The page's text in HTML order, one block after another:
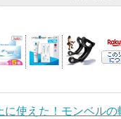
に使えた！モンベルの